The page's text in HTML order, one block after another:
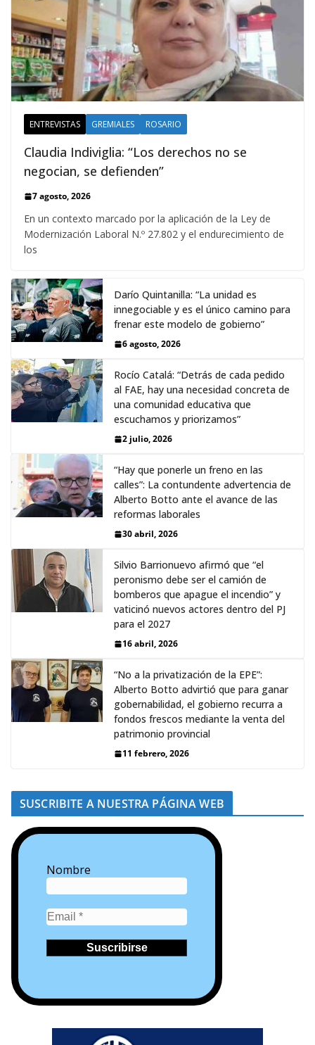
ENTREVISTAS GREMIALES ROSARIO
Claudia Indiviglia: “Los derechos no se
negocian, se defienden”
7 agosto, 2026
En un contexto marcado por la aplicación de la Ley de
Modernización Laboral N.º 27.802 y el endurecimiento de
los
Darío Quintanilla: “La unidad es
innegociable y es el único camino para
frenar este modelo de gobierno”
6 agosto, 2026
Rocío Catalá: “Detrás de cada pedido
al FAE, hay una necesidad concreta de
una comunidad educativa que
escuchamos y priorizamos”
2 julio, 2026
“Hay que ponerle un freno en las
calles”: La contundente advertencia de
Alberto Botto ante el avance de las
reformas laborales
30 abril, 2026
Silvio Barrionuevo afirmó que “el
peronismo debe ser el camión de
bomberos que apague el incendio” y
vaticinó nuevos actores dentro del PJ
para el 2027
16 abril, 2026
“No a la privatización de la EPE”:
Alberto Botto advirtió que para ganar
gobernabilidad, el gobierno recurra a
fondos frescos mediante la venta del
patrimonio provincial
11 febrero, 2026
SUSCRIBITE A NUESTRA PÁGINA WEB
Nombre